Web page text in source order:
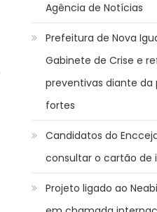
Agência de Notícias
Prefeitura de Nova
Gabinete de Crise e
preventivas diante da
fortes
Candidatos do
consultar o cartão de
Projeto ligado ao